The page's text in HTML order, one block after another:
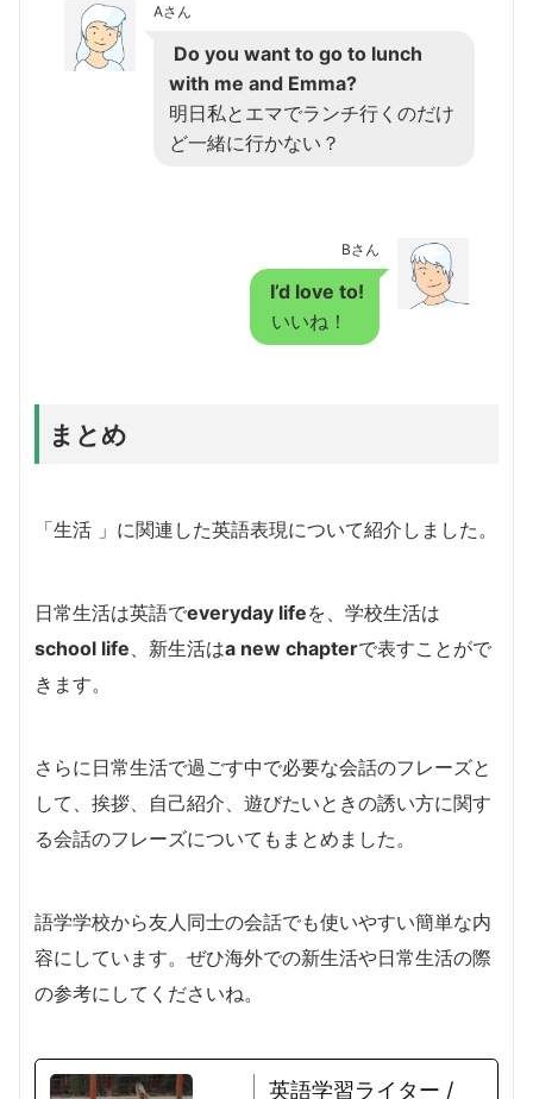
Aさん
Do you want to go to lunch
with me and Emma?
明日私とエマでランチ行くのだけ
ど一緒に行かない？
Bさん
I’d love to!
いいね！
まとめ
「生活 」に関連した英語表現について紹介しました。
日常生活は英語でeveryday lifeを、学校生活は
school life 、新生活はa new chapterで表すことがで
きます。
さらに日常生活で過ごす中で必要な会話のフレーズと
して、挨拶、自己紹介、遊びたいときの誘い方に関す
る会話のフレーズについてもまとめました。
語学学校から友人同士の会話でも使いやすい簡単な内
容にしています。 ぜひ海外での新生活や日常生活の際
の参考にしてくださいね。
英語学習ライター /